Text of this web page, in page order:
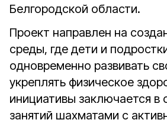
Белгородской области.
Проект направлен на
среды, где дети и
одновременно развивать
укреплять физическое
инициативы заключается в
занятий шахматами с